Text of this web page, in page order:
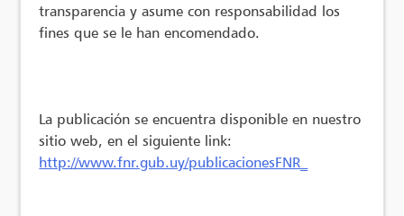
transparencia y asume con responsabilidad los
fines que se le han encomendado.
La publicación se encuentra disponible en nuestro
sitio web, en el siguiente link:
http://www.fnr.gub.uy/publicacionesFNR_